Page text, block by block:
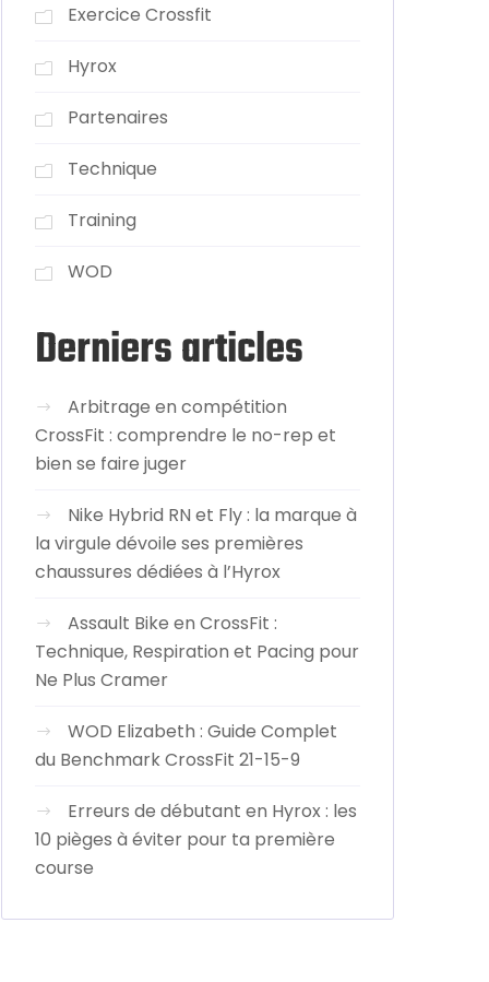
Exercice Crossfit
Hyrox
Partenaires
Technique
Training
WOD
Derniers articles
Arbitrage en compétition
CrossFit : comprendre le no-rep et
bien se faire juger
Nike Hybrid RN et Fly : la marque à
la virgule dévoile ses premières
chaussures dédiées à l’Hyrox
Assault Bike en CrossFit :
Technique, Respiration et Pacing pour
Ne Plus Cramer
WOD Elizabeth : Guide Complet
du Benchmark CrossFit 21-15-9
Erreurs de débutant en Hyrox : les
10 pièges à éviter pour ta première
course